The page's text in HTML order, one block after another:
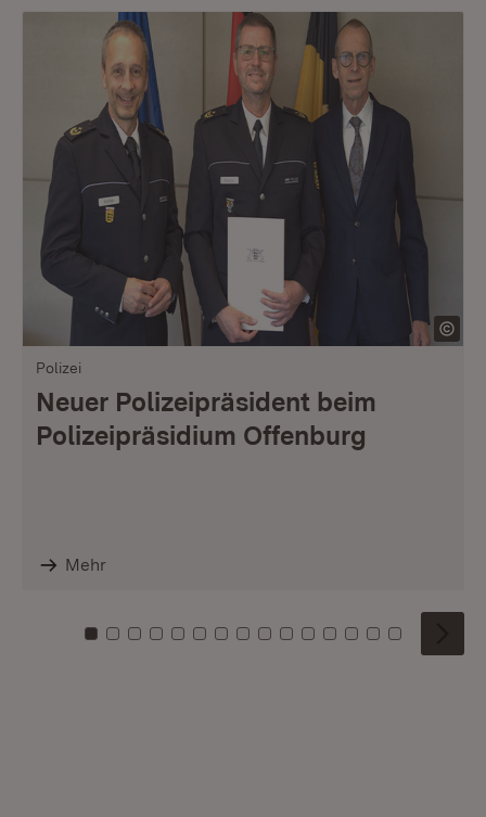
Polizei
Neuer Polizeipräsident beim
Polizeipräsidium Offenburg
Mehr
Zu Kachel: 0
Zu Kachel: 1
Zu Kachel: 2
Zu Kachel: 3
Zu Kachel: 4
Zu Kachel: 5
Zu Kachel: 6
Zu Kachel: 7
Zu Kachel: 8
Zu Kachel: 9
Zu Kachel: 10
Zu Kachel: 11
Zu Kachel: 12
Zu Kachel:
Zu